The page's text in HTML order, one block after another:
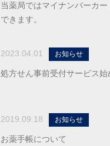
当薬局ではマイナンバーカ
できます。
2023.04.01 お知らせ
処方せん事前受付サービス始
2019.09.18 お知らせ
お薬手帳について